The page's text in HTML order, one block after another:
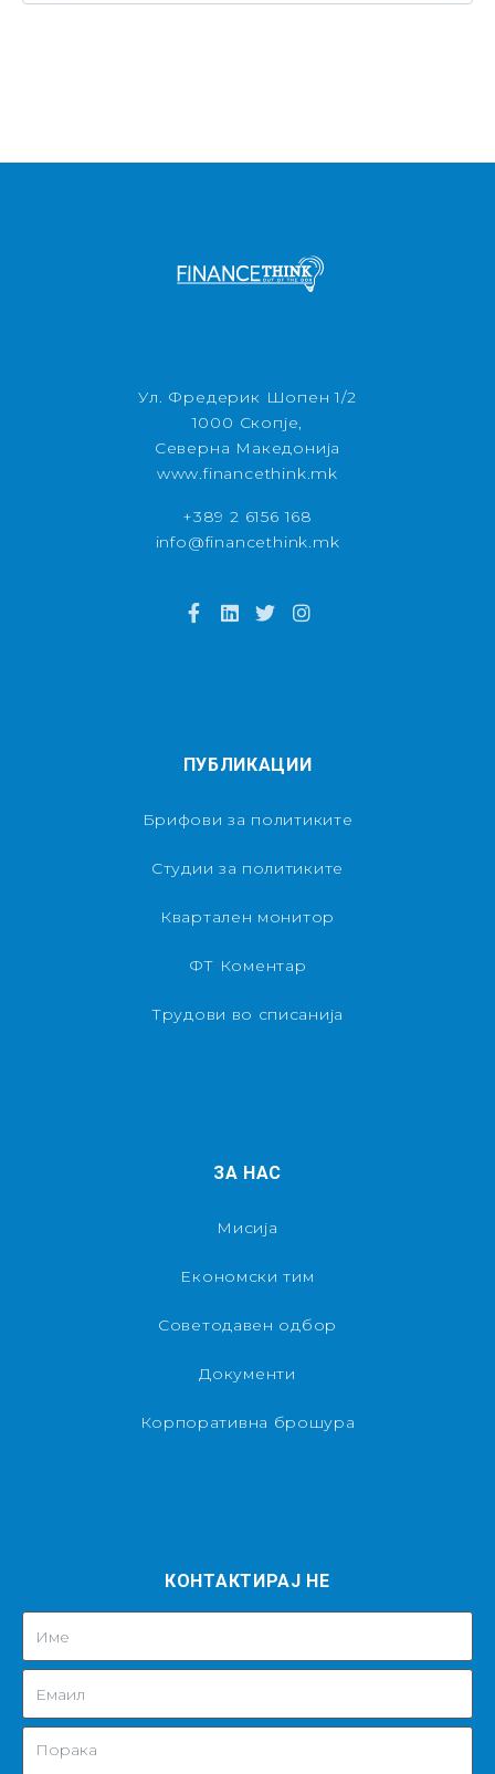
Ул. Фредерик Шопен 1/2
1000 Скопје,
Северна Македонија
www.financethink.mk
+389 2 6156 168
info@financethink.mk
ПУБЛИКАЦИИ
Брифови за политиките
Студии за политиките
Квартален монитор
ФТ Коментар
Трудови во списанија
ЗА НАС
Мисија
Економски тим
Советодавен одбор
Документи
Корпоративна брошура
КОНТАКТИРАЈ НЕ